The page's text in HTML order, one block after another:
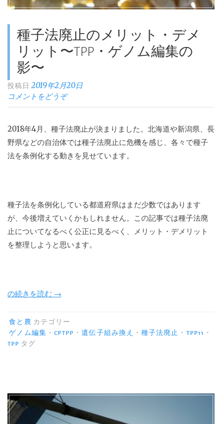
展
と
は？”
種子法廃止のメリット・デメ
リット〜TPP・ゲノム編集の
影〜
投稿日2019年2月20日
コメントをどうぞ
2018年4月、種子法廃止が決まりました。北海道や新潟県、長
野県などの自治体では種子法廃止に危機を感じ、各々で種子
法を条例化する動きを見せています。
種子法を条例化している都道府県はまだ少数ではあります
が、今後増えていくかもしれません。この記事では種子法廃
止についてなるべく公正に見るべく、メリット・デメリット
を整理しようと思います。
“種
法
廃
止
ッ
ト・
の続きを読む →
食と農 カテゴリー
ゲノム編集 ・ CPTPP ・遺伝子組み換え ・種子法廃止 ・ TPP11
・
TPP タグ